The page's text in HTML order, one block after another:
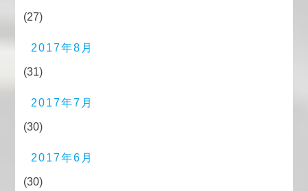
(27)
2017年8月
(31)
2017年7月
(30)
2017年6月
(30)